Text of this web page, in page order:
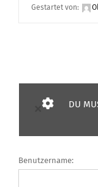
Gestartet von:
DU
Benutzername: